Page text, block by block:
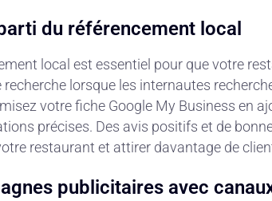
du référencement local
local est essentiel pour que votre
recherche lorsque les internautes
votre fiche Google My Business en
précises. Des avis positifs et de
restaurant et attirer davantage de
publicitaires avec